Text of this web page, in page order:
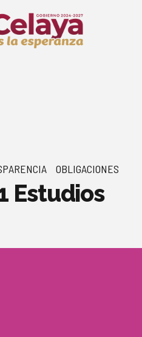
OBLIGACIONES
Estudios